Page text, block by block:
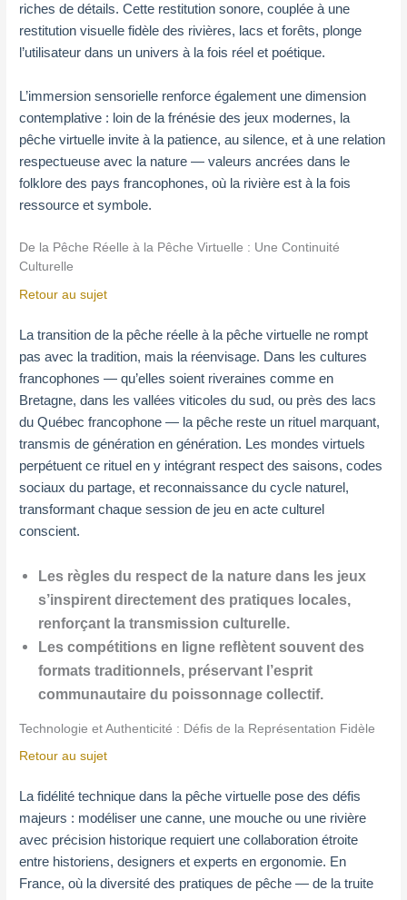
riches de détails. Cette restitution sonore, couplée à une
restitution visuelle fidèle des rivières, lacs et forêts, plonge
l’utilisateur dans un univers à la fois réel et poétique.
L’immersion sensorielle renforce également une dimension
contemplative : loin de la frénésie des jeux modernes, la
pêche virtuelle invite à la patience, au silence, et à une relation
respectueuse avec la nature — valeurs ancrées dans le
folklore des pays francophones, où la rivière est à la fois
ressource et symbole.
De la Pêche Réelle à la Pêche Virtuelle : Une Continuité
Culturelle
Retour au sujet
La transition de la pêche réelle à la pêche virtuelle ne rompt
pas avec la tradition, mais la réenvisage. Dans les cultures
francophones — qu’elles soient riveraines comme en
Bretagne, dans les vallées viticoles du sud, ou près des lacs
du Québec francophone — la pêche reste un rituel marquant,
transmis de génération en génération. Les mondes virtuels
perpétuent ce rituel en y intégrant respect des saisons, codes
sociaux du partage, et reconnaissance du cycle naturel,
transformant chaque session de jeu en acte culturel
conscient.
Les règles du respect de la nature dans les jeux
s’inspirent directement des pratiques locales,
renforçant la transmission culturelle.
Les compétitions en ligne reflètent souvent des
formats traditionnels, préservant l’esprit
communautaire du poissonnage collectif.
Technologie et Authenticité : Défis de la Représentation Fidèle
Retour au sujet
La fidélité technique dans la pêche virtuelle pose des défis
majeurs : modéliser une canne, une mouche ou une rivière
avec précision historique requiert une collaboration étroite
entre historiens, designers et experts en ergonomie. En
France, où la diversité des pratiques de pêche — de la truite